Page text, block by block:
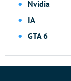
Nvidia
IA
GTA 6